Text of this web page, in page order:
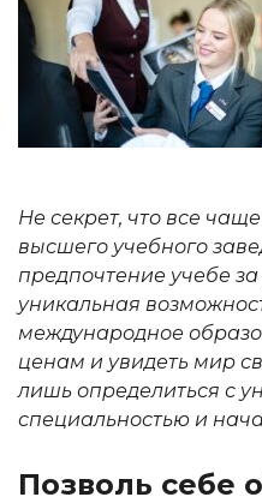
Не секрет, что все
высшего учебного
предпочтение учебе
уникальная
международное
ценам и увидеть мир
лишь определиться с
специальностью и
Позволь себе